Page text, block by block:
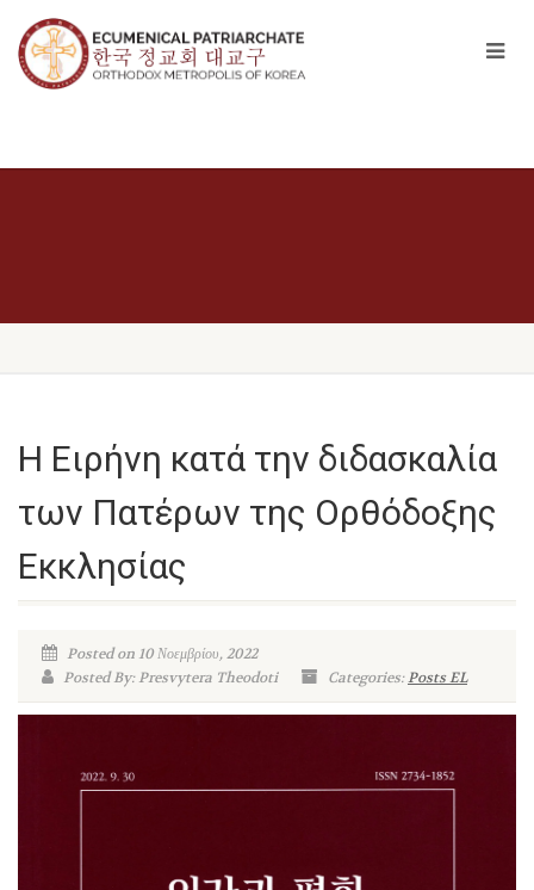
Η Ειρήνη κατά την διδασκαλία
των Πατέρων της Ορθόδοξης
Εκκλησίας
Posted on 10 Νοεμβρίου, 2022
Posted By: Presvytera Theodoti
Categories:Posts EL